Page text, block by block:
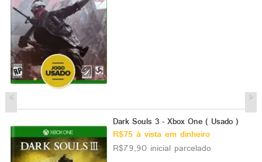
Dark Souls 3 - Xbox One ( Usado )
R$75 à vista em dinheiro
R$79,90 inicial parcelado